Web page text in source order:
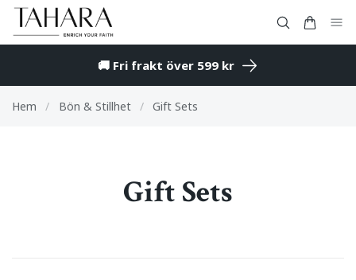
🚚 Fri frakt över 599 kr
Hem / Bön & Stillhet / Gift Sets
Gift Sets